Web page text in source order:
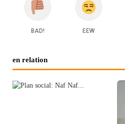
BAD! EEW
en relation